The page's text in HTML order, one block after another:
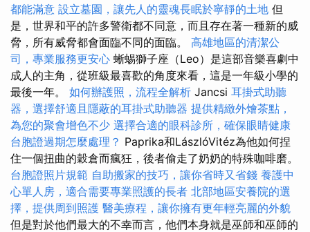
都能滿意 設立墓園，讓先人的靈魂長眠於寧靜的土地 但
是，世界和平的許多警衛都不同意，而且存在著一種新的威
脅，所有威脅都會面臨不同的面臨。 高雄地區的清潔公
司，專業服務更安心 蜥蜴獅子座（Leo）是這部音樂喜劇中
成人的主角，從班級最喜歡的角度來看，這是一年級小學的
最後一年。 如何辦護照，流程全解析 Jancsi 耳掛式助聽
器，選擇舒適且隱蔽的耳掛式助聽器 提供精緻外燴茶點，
為您的聚會增色不少 選擇合適的眼科診所，確保眼睛健康
台胞證過期怎麼處理？ Paprika和LászlóVitéz為他如何捏
住一個扭曲的穀倉而瘋狂，後者偷走了奶奶的特殊咖啡磨。
台胞證照片規範 自助搬家的技巧，讓你省時又省錢 養護中
心單人房，適合需要專業照護的長者 北部地區安養院的選
擇，提供周到照護 醫美療程，讓你擁有更年輕亮麗的外貌
但是對於他們最大的不幸而言，他們本身就是巫師和巫師的